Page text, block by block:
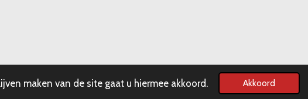
maken van de site gaat u hiermee akkoord. Akkoord